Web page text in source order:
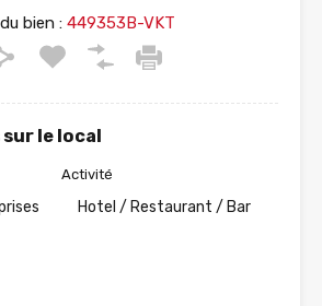
bien :449353B-VKT
le local
Activité
Hotel / Restaurant / Bar